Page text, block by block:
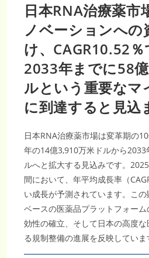
日本RNA治療薬市
ノベーションへの
け、CAGR10.52％
2033年までに58
ルという重要なマ
に到達すると見込
日本RNA治療薬市場は変革期の
年の14億3,910万米ドルから
ルへと拡大する見込みです。
間において、年平均成長率（
い成長が予測されています。こ
ベースの医薬品プラットフォー
効性の確立、そして日本の高度
る規制整備の進展を反映していま